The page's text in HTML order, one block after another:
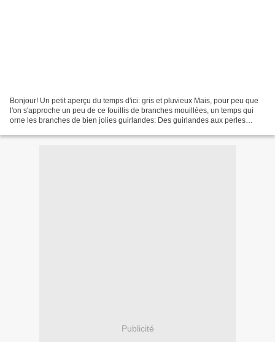
Bonjour! Un petit aperçu du temps d'ici: gris et pluvieux Mais, pour peu que
l'on s'approche un peu de ce fouillis de branches mouillées, un temps qui
orne les branches de bien jolies guirlandes: Des guirlandes aux perles
Publicité